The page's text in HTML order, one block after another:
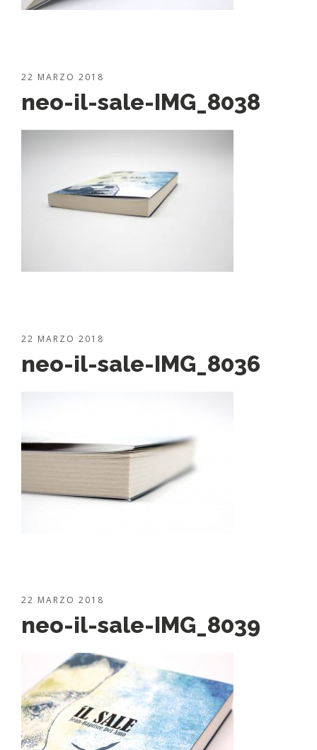
22 MARZO 2018
neo-il-sale-IMG_8038
22 MARZO 2018
neo-il-sale-IMG_8036
22 MARZO 2018
neo-il-sale-IMG_8039